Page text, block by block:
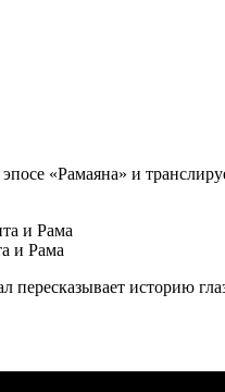
«Рамаяна» и
и Рама
историю